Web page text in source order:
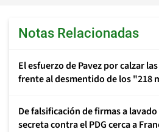
Notas Relacionadas
El esfuerzo de Pavez por calzar
frente al desmentido de los "218
De falsificación de firmas a
secreta contra el PDG cerca a